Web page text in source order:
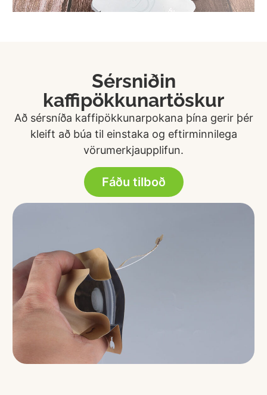
Sérsniðin
kaffipökkunartöskur
Að sérsníða kaffipökkunarpokana þína gerir þér
kleift að búa til einstaka og eftirminnilega
vörumerkjaupplifun.
Fáðu tilboð